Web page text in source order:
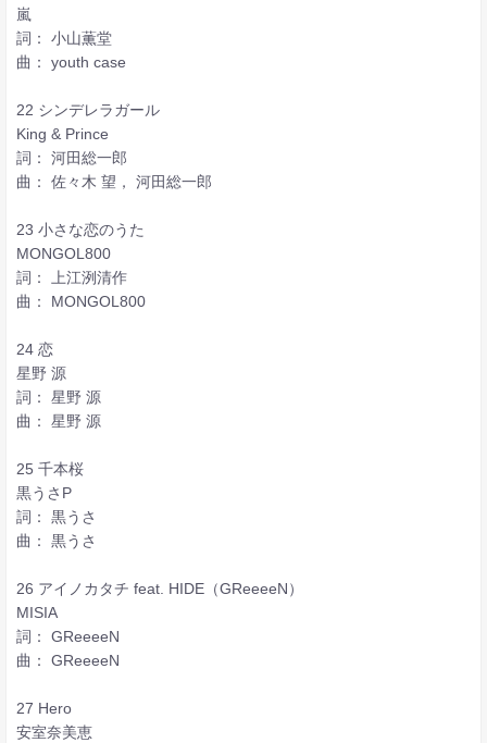
嵐
詞： 小山薫堂
曲： youth case
22 シンデレラガール
King & Prince
詞： 河田総一郎
曲： 佐々木 望， 河田総一郎
23 小さな恋のうた
MONGOL800
詞： 上江洌清作
曲： MONGOL800
24 恋
星野 源
詞： 星野 源
曲： 星野 源
25 千本桜
黒うさP
詞： 黒うさ
曲： 黒うさ
26 アイノカタチ feat. HIDE（GReeeeN）
MISIA
詞： GReeeeN
曲： GReeeeN
27 Hero
安室奈美恵